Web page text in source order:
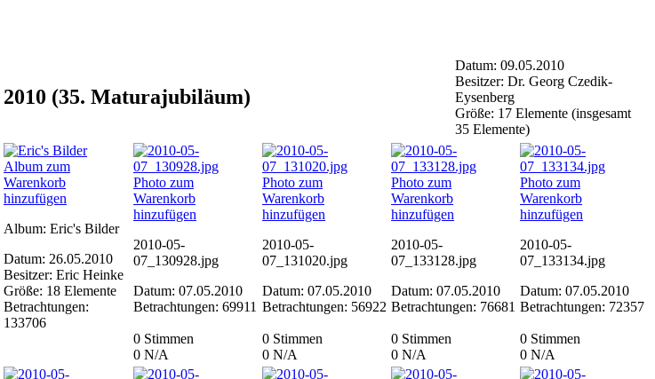
2010 (35. Maturajubiläum)
Datum: 09.05.2010
Besitzer: Dr. Georg Czedik-
Eysenberg
Größe: 17 Elemente (insgesamt
35 Elemente)
Album zum
Warenkorb
hinzufügen
Album: Eric's Bilder
Datum: 26.05.2010
Besitzer: Eric Heinke
Größe: 18 Elemente
Betrachtungen:
133706
Photo zum
Warenkorb
hinzufügen
2010-05-
07_130928.jpg
Datum: 07.05.2010
Betrachtungen: 69911
0 Stimmen
0 N/A
Photo zum
Warenkorb
hinzufügen
2010-05-
07_131020.jpg
Datum: 07.05.2010
Betrachtungen: 56922
0 Stimmen
0 N/A
Photo zum
Warenkorb
hinzufügen
2010-05-
07_133128.jpg
Datum: 07.05.2010
Betrachtungen: 76681
0 Stimmen
0 N/A
Photo zum
Warenkorb
hinzufügen
2010-05-
07_133134.jpg
Datum: 07.05.2010
Betrachtungen: 72357
0 Stimmen
0 N/A